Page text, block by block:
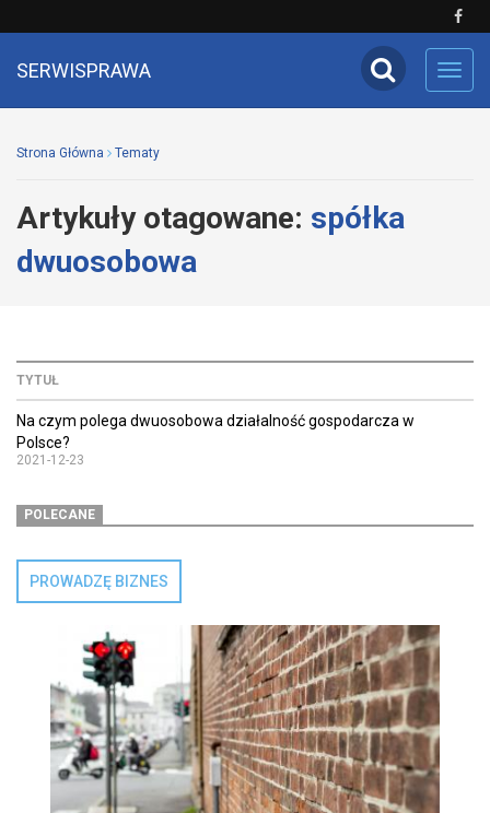
SERWISPRAWA
Strona Główna Tematy
Artykuły otagowane: spółka
dwuosobowa
TYTUŁ
Na czym polega dwuosobowa działalność gospodarcza w
Polsce?
2021-12-23
POLECANE
PROWADZĘ BIZNES